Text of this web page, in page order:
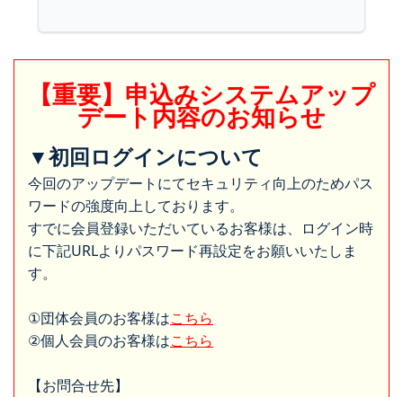
【重要】申込みシステムアップ
デート内容のお知らせ
▼初回ログインについて
今回のアップデートにてセキュリティ向上のためパス
ワードの強度向上しております。
すでに会員登録いただいているお客様は、ログイン時
に下記URLよりパスワード再設定をお願いいたしま
す。
①団体会員のお客様はこちら
②個人会員のお客様はこちら
【お問合せ先】